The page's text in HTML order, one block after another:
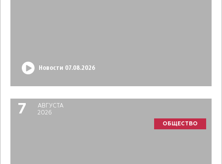
Новости 07.08.2026
7
АВГУСТА
2026
ОБЩЕСТВО